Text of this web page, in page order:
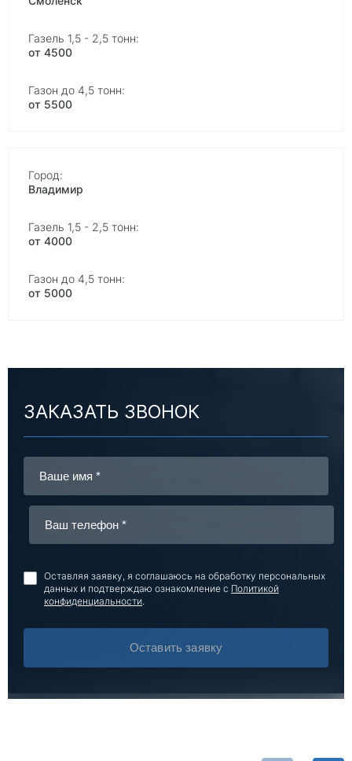
от 4500
от 5500
Владимир
от 4000
от 5000
ЗАКАЗАТЬ ЗВОНОК
Оставляя заявку, я соглашаюсь на обработку персональных
данных и подтверждаю ознакомление с Политикой
конфиденциальности
Оставить заявку